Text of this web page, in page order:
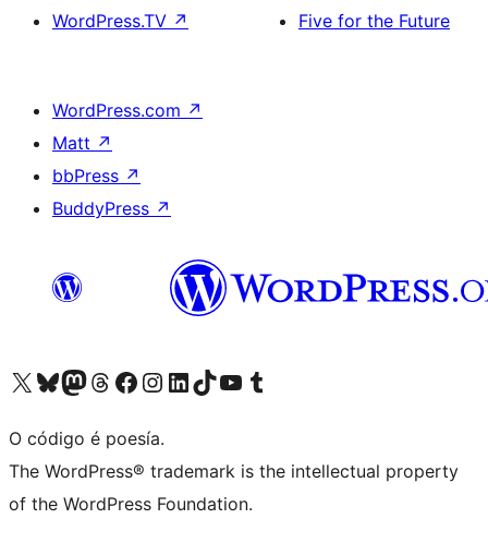
WordPress.TV ↗
Five for the Future
WordPress.com ↗
Matt ↗
bbPress ↗
BuddyPress ↗
Visita la cuenta de X (anteriormente Twitter)
Visita a nosa conta de Bluesky
Visita a nosa conta de Mastodon
Visita a nosa conta de Threads
Visita a nosa páxina de Facebook
Visita a nosa conta de Instagram
Visita a nosa conta de LinkedIn
Visita a nosa conta de TikTok
Visita a nosa canle de YouTube
Visita a nosa conta de Tumblr
O código é poesía.
The WordPress® trademark is the intellectual property
of the WordPress Foundation.